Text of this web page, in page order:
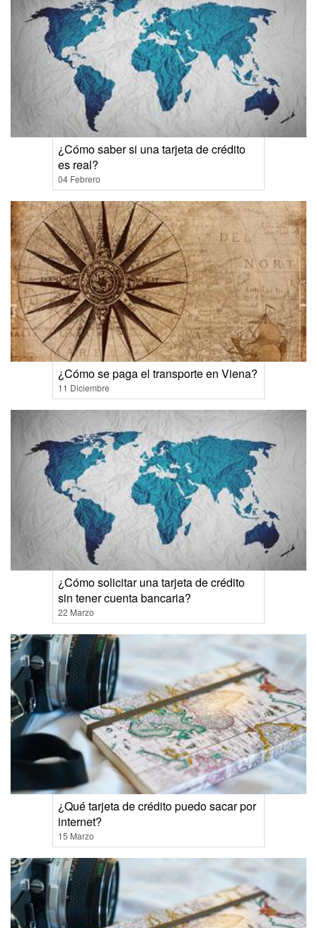
¿Cómo saber si una tarjeta de crédito
es real?
04 Febrero
¿Cómo se paga el transporte en Viena?
11 Diciembre
¿Cómo solicitar una tarjeta de crédito
sin tener cuenta bancaria?
22 Marzo
¿Qué tarjeta de crédito puedo sacar por
internet?
15 Marzo